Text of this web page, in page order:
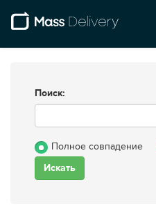
Поиск:
Полное совпадение